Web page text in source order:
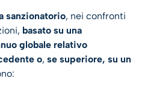
sanzionatorio, nei confronti
basato su una
globale relativo
o, se superiore, su un